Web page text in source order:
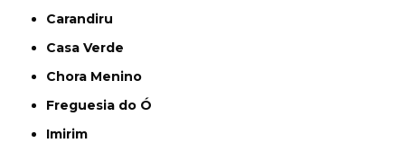
Carandiru
Casa Verde
Chora Menino
Freguesia do Ó
Imirim